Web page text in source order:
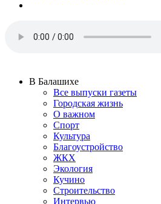
В Балашихе
Все выпуски газеты
Городская жизнь
О важном
Спорт
Культура
Благоустройство
ЖКХ
Экология
Кучино
Строительство
Интервью